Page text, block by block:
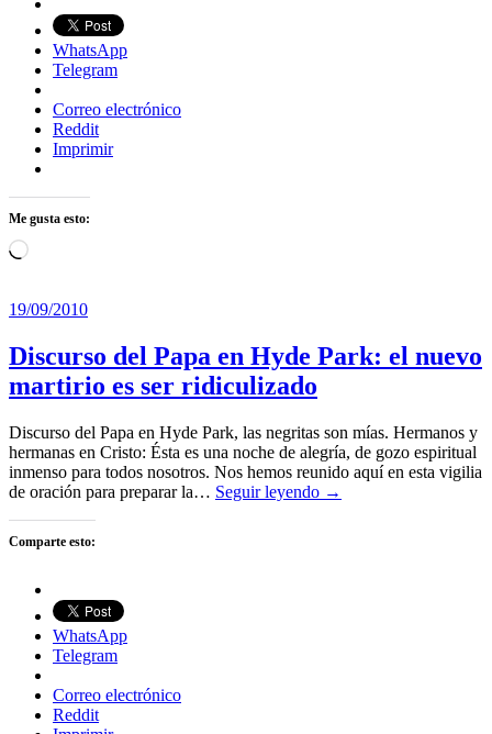
WhatsApp
Telegram
Correo electrónico
Reddit
Imprimir
Me gusta esto:
Cargando...
19/09/2010
Discurso del Papa en Hyde Park: el nuevo
martirio es ser ridiculizado
Discurso del Papa en Hyde Park, las negritas son mías. Hermanos y
hermanas en Cristo: Ésta es una noche de alegría, de gozo espiritual
inmenso para todos nosotros. Nos hemos reunido aquí en esta vigilia
de oración para preparar la… Seguir leyendo →
Comparte esto:
WhatsApp
Telegram
Correo electrónico
Reddit